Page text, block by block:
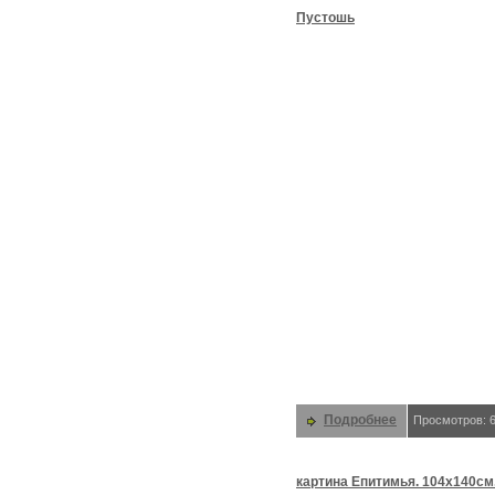
Пустошь
Подробнее Просмотров:
картина Епитимья.